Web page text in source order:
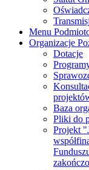
Menu
Organizacje
Dotacje
Baza
Pliki do
Projekt